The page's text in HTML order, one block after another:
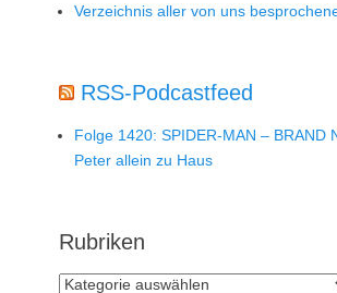
Verzeichnis aller von uns
RSS-Podcastfeed
Folge 1420: SPIDER-MAN – BRAND
Peter allein zu Haus
Rubriken
Rubriken